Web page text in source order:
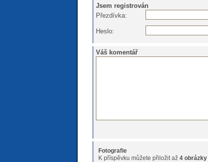
Jsem registrován
Přezdívka:
Heslo:
Váš komentář
Fotografie
K příspěvku můžete přiložit až4 obrázky